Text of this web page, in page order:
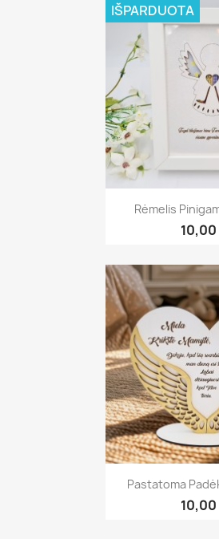
Greita
Rėmelis
IŠPARDUOTA
Greita
Pastatoma